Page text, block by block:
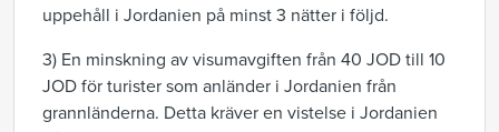
uppehåll i Jordanien på minst 3 nätter i följd.
3) En minskning av visumavgiften från 40 JOD till 10
JOD för turister som anländer i Jordanien från
grannländerna. Detta kräver en vistelse i Jordanien